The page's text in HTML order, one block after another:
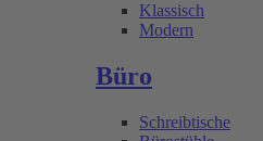
Klassisch
Modern
Büro
Schreibtische